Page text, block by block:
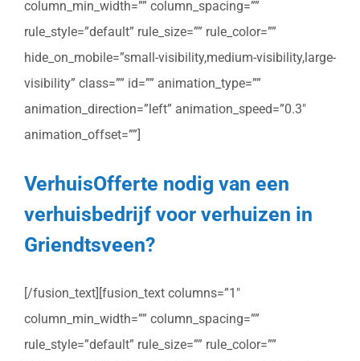
column_min_width=”” column_spacing=””
rule_style=”default” rule_size=”” rule_color=””
hide_on_mobile=”small-visibility,medium-visibility,large-
visibility” class=”” id=”” animation_type=””
animation_direction=”left” animation_speed=”0.3″
animation_offset=””]
VerhuisOfferte nodig van een
verhuisbedrijf voor verhuizen in
Griendtsveen?
[/fusion_text][fusion_text columns=”1″
column_min_width=”” column_spacing=””
rule_style=”default” rule_size=”” rule_color=””